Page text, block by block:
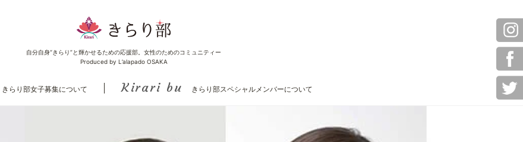
自分自身“きらり”と輝かせるための応援部。女性のためのコミュニティー
Produced by L’alapado OSAKA
きらり部女子募集について Kirari bu きらり部スペシャルメンバーについて